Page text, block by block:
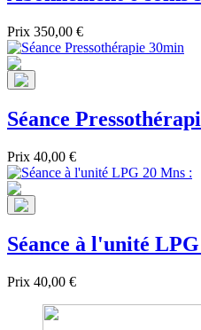
Prix 350,00 €
Séance
Prix 40,00 €
Séance à l'unité
Prix 40,00 €